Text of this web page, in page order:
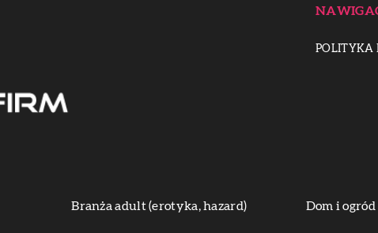
POLITYKA
Branża adult (erotyka, hazard) Dom i ogród